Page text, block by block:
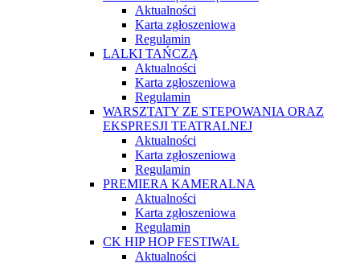
Aktualności
Karta zgłoszeniowa
Regulamin
LALKI TAŃCZĄ
Aktualności
Karta zgłoszeniowa
Regulamin
WARSZTATY ZE STEPOWANIA ORAZ
EKSPRESJI TEATRALNEJ
Aktualności
Karta zgłoszeniowa
Regulamin
PREMIERA KAMERALNA
Aktualności
Karta zgłoszeniowa
Regulamin
CK HIP HOP FESTIWAL
Aktualności